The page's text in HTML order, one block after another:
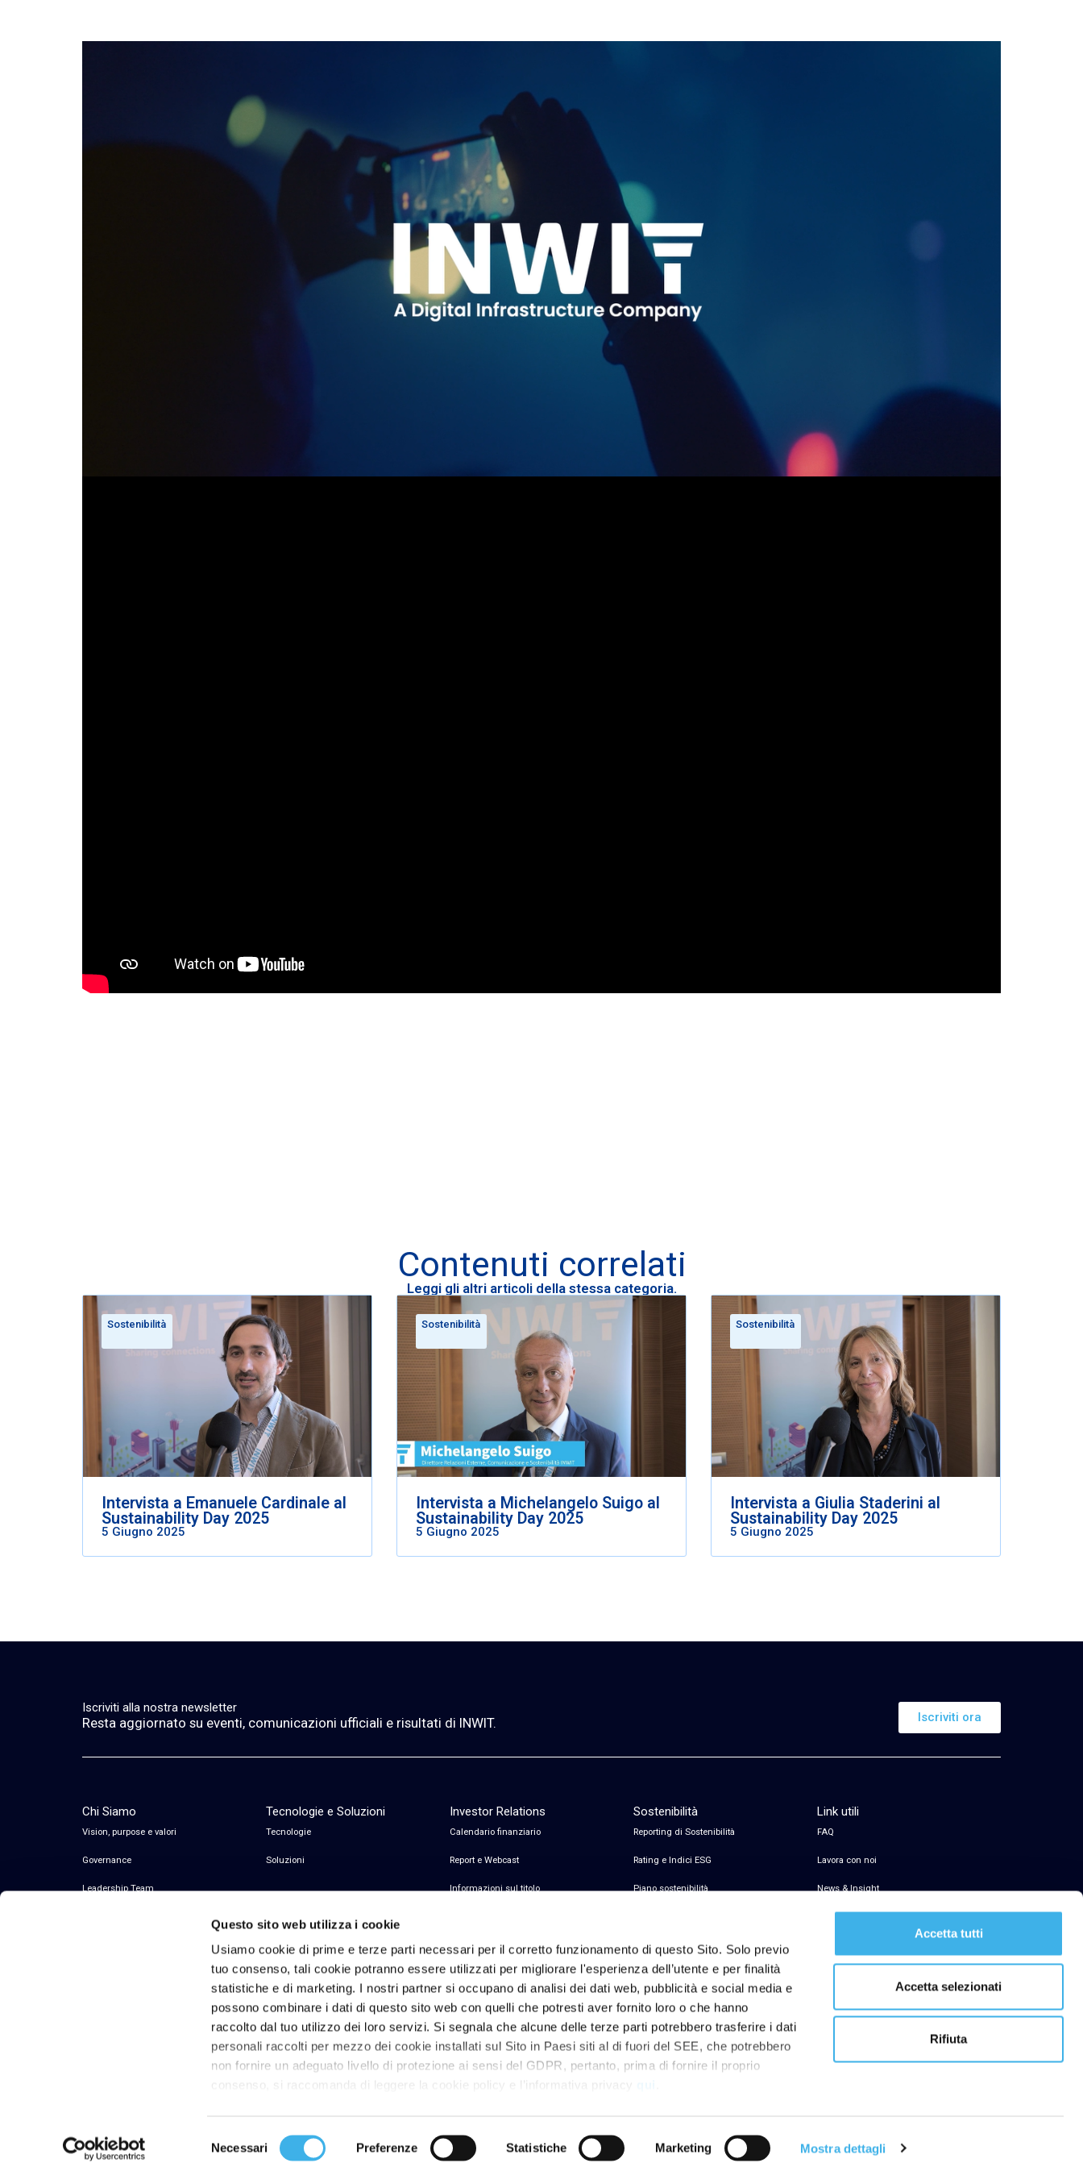
Questo sito web utilizza i cookie
Usiamo cookie di prime e terze parti necessari per il corretto funzionamento di questo Sito. Solo previo
tuo consenso, tali cookie potranno essere utilizzati per migliorare l'esperienza dell’utente e per finalità
statistiche e di marketing. I nostri partner si occupano di analisi dei dati web, pubblicità e social media e
possono combinare i dati di questo sito web con quelli che potresti aver fornito loro o che hanno
raccolto dal tuo utilizzo dei loro servizi. Si segnala che alcune delle terze parti potrebbero trasferire i dati
personali raccolti per mezzo dei cookie installati sul Sito in Paesi siti al di fuori del SEE, che potrebbero
non fornire un adeguato livello di protezione ai sensi del GDPR, pertanto, prima di fornire il proprio
consenso, si raccomanda di leggere la cookie policy e l’informativa privacy
del
Necessari Preferenze Statistiche Marketing Mostra dettagli
Accetta tutti
Accetta selezionati
Rifiuta
Contenuti correlati
Leggi gli altri articoli della stessa categoria.
Sostenibilità
Intervista a Emanuele Cardinale al
Sustainability Day 2025
5 Giugno 2025
Sostenibilità
Intervista a Michelangelo Suigo al
Sustainability Day 2025
5 Giugno 2025
Sostenibilità
Intervista a Giulia Staderini al
Sustainability Day 2025
5 Giugno 2025
Iscriviti alla nostra newsletter
Resta aggiornato su eventi, comunicazioni ufficiali e risultati di INWIT. Iscriviti ora
Chi Siamo
Vision, purpose e valori
Governance
Leadership Team
Tecnologie e Soluzioni
Tecnologie
Soluzioni
Investor Relations
Calendario finanziario
Report e Webcast
Informazioni sul titolo
Avvisi finanziari
Copertura Analisti e Consenso
Contatti Investor Relations
Sostenibilità
Reporting di Sostenibilità
Rating e Indici ESG
Piano sostenibilità
Link utili
FAQ
Lavora con noi
News & Insight
Servizio di firma elettronica
© 2026 Inwit – Infrastrutture Wireless Italiane
S.p.A. – All Rights Reserved Codice Fiscale e
Privacy & Cookie policy Note Legali Riferimenti Privacy Dichiarazione di accessibilità